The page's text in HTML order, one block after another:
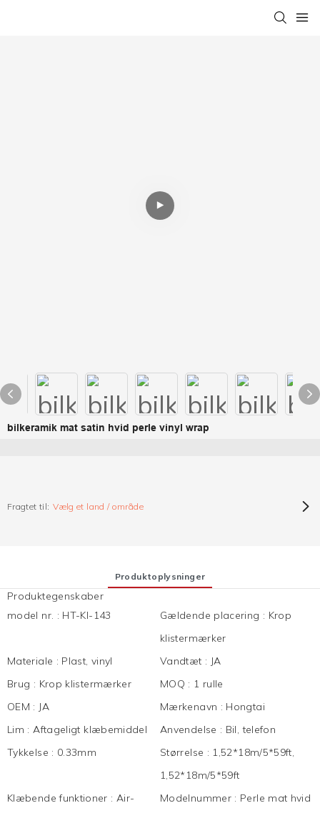
bilkeramik mat satin hvid perle vinyl wrap
Fragtet til: Vælg et land / område
Produktoplysninger
Produktegenskaber
model nr. : HT-KI-143 Gældende placering : Krop
klistermærker
Materiale : Plast, vinyl Vandtæt : JA
Brug : Krop klistermærker MOQ : 1 rulle
OEM : JA Mærkenavn : Hongtai
Lim :Aftageligt klæbemiddel Anvendelse : Bil, telefon
Tykkelse : 0.33mm Størrelse : 1,52*18m/5*59ft,
1,52*18m/5*59ft
Klæbende funktioner : Air-
Modelnummer : Perle mat hvid